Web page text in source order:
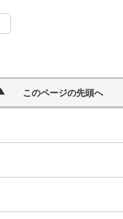
このページの先頭へ